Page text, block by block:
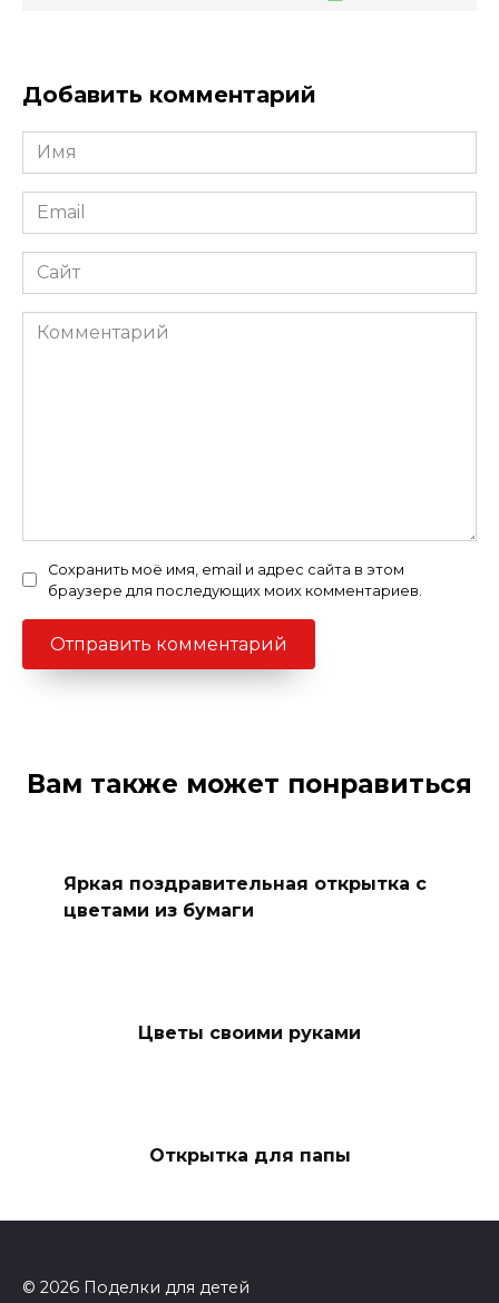
Добавить комментарий
Имя
*
Email
*
Сайт
Комментарий
Сохранить моё имя, email и адрес сайта в этом
браузере для последующих моих комментариев.
Вам также может понравиться
Яркая поздравительная открытка с
цветами из бумаги
Цветы своими руками
Открытка для папы
© 2026 Поделки для детей